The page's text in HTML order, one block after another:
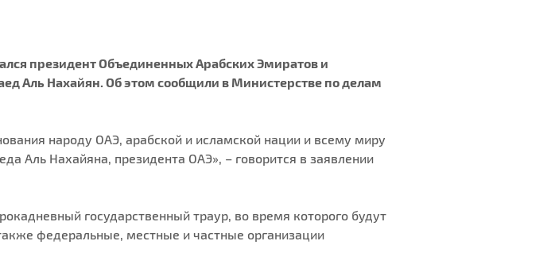
президент Объединенных Арабских Эмиратов и
Аль Нахайян. Об этом сообщили в Министерстве по делам
народу ОАЭ, арабской и исламской нации и всему миру
Аль Нахайяна, президента ОАЭ», – говорится в заявлении
государственный траур, во время которого будут
федеральные, местные и частные организации